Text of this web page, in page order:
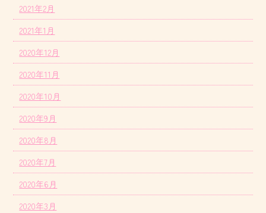
2021年2月
2021年1月
2020年12月
2020年11月
2020年10月
2020年9月
2020年8月
2020年7月
2020年6月
2020年3月